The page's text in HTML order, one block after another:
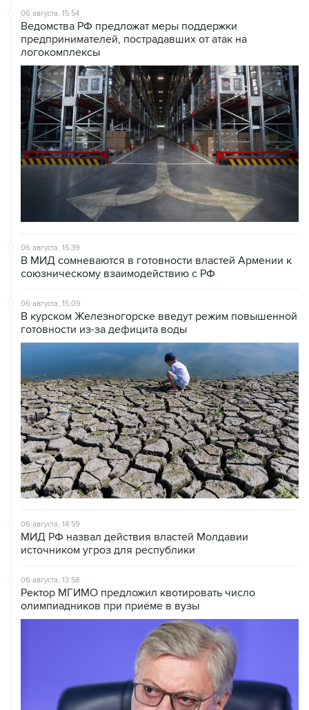
06 августа, 15:54
Ведомства РФ предложат меры поддержки
предпринимателей, пострадавших от атак на
логокомплексы
06 августа, 15:39
В МИД сомневаются в готовности властей Армении к
союзническому взаимодействию с РФ
06 августа, 15:09
В курском Железногорске введут режим повышенной
готовности из-за дефицита воды
06 августа, 14:59
МИД РФ назвал действия властей Молдавии
источником угроз для республики
06 августа, 13:58
Ректор МГИМО предложил квотировать число
олимпиадников при приёме в вузы